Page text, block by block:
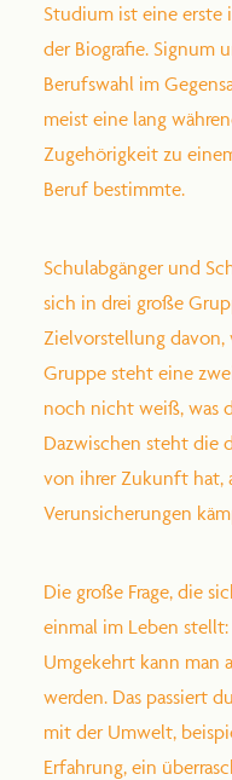
Studium ist eine
der Biografie. Signum
Berufswahl im
meist eine lang
Zugehörigkeit zu
Beruf bestimmte.
Schulabgänger und
sich in drei große
Zielvorstellung davon,
Gruppe steht eine
noch nicht weiß, was
Dazwischen steht die
von ihrer Zukunft hat,
Verunsicherungen
Die große Frage, die
einmal im Leben
Umgekehrt kann man
werden. Das passiert
mit der Umwelt,
Erfahrung, ein